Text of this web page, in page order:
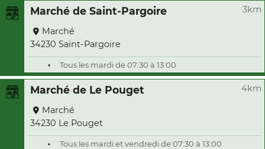
Marché de Saint-Pargoire 3km
Marché
34230 Saint-Pargoire
Tous les mardi de 07:30 à 13:00
Marché de Le Pouget 4km
Marché
34230 Le Pouget
Tous les mardi et vendredi de 07:30 à 13:00